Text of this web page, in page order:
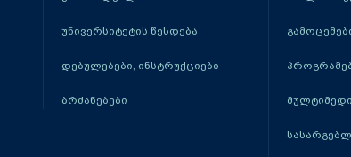
უნივერსიტეტის წესდება
დებულებები, ინსტრუქციები
ბრძანებები